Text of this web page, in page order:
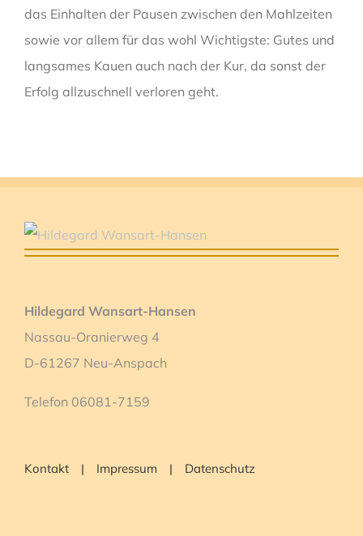
das Einhalten der Pausen zwischen den Mahlzeiten
sowie vor allem für das wohl Wichtigste: Gutes und
langsames Kauen auch nach der Kur, da sonst der
Erfolg allzuschnell verloren geht.
Hildegard Wansart-Hansen
Nassau-Oranierweg 4
D-61267 Neu-Anspach
Telefon 06081-7159
Kontakt Impressum Datenschutz